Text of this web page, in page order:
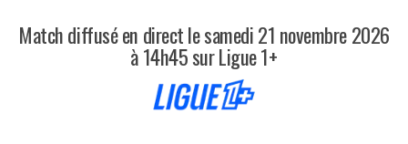
Match diffusé en direct le samedi 21 novembre 2026
à 14h45 sur Ligue 1+